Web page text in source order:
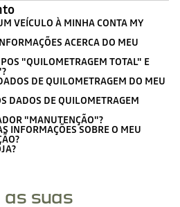
VEÍCULO À MINHA CONTA MY
ACERCA DO MEU
"QUILOMETRAGEM TOTAL" E
DE QUILOMETRAGEM DO MEU
DADOS DE QUILOMETRAGEM
"MANUTENÇÃO"?
INFORMAÇÕES SOBRE O MEU
as suas